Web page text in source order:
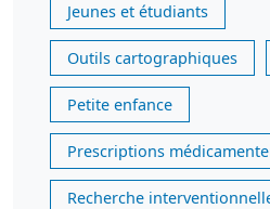
Jeunes et étudiants
Outils cartographiques
Petite enfance
Prescriptions
Recherche